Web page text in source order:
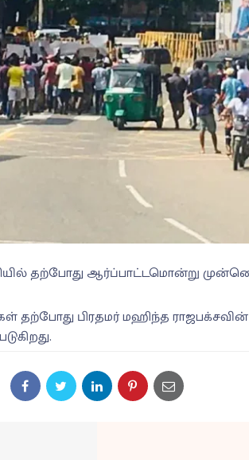
தற்போது ஆர்ப்பாட்டமொன்று
தற்போது பிரதமர் மஹிந்த